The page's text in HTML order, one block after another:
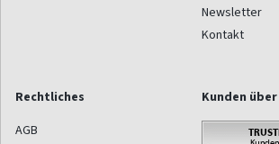
Newsletter
Kontakt
Rechtliches
AGB
Kunden über